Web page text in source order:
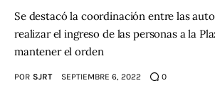
Se destacó la coordinación entre las
realizar el ingreso de las personas a la
mantener el orden
POR SJRT SEPTIEMBRE 6, 2022 0